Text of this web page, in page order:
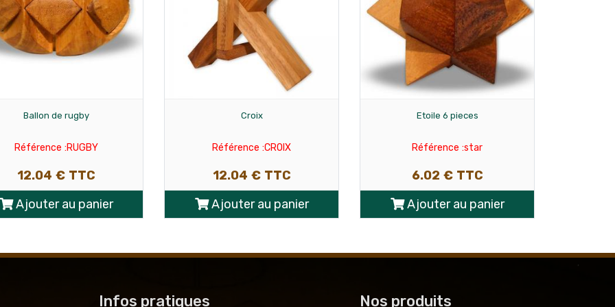
Croix
Référence :CROIX
12.04 € TTC
Ajouter au panier
Etoile 6 pieces
Référence :star
6.02 € TTC
Ajouter au panier
L'Ane rouge
Référence :anrou
12.04 € TTC
Ajouter au panier
Infos pratiques Nos produits